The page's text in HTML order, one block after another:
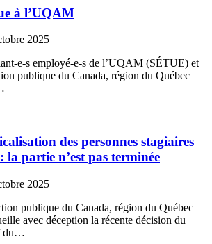
à l’UQAM
2025
e-s employé-e-s de l’UQAM (SÉTUE) et
publique du Canada, région du Québec
des personnes stagiaires
la partie n’est pas terminée
2025
publique du Canada, région du Québec
avec déception la récente décision du
du…